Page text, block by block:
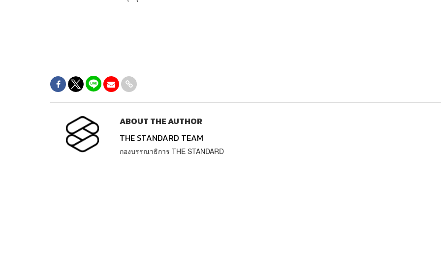
ABOUT THE AUTHOR
THE STANDARD TEAM
กองบรรณาธิการ THE STANDARD